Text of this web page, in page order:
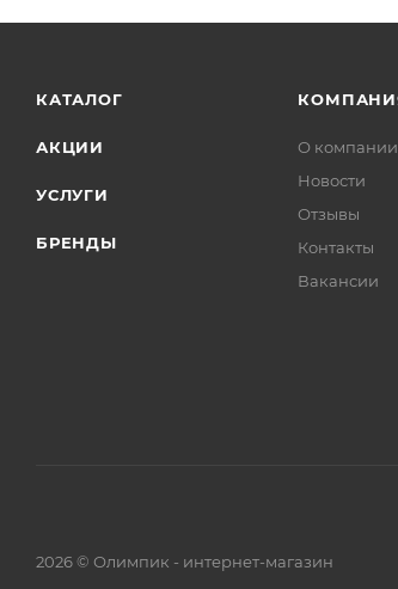
КАТАЛОГ
АКЦИИ
УСЛУГИ
БРЕНДЫ
О компании
Новости
Отзывы
Контакты
Вакансии
2026 © Олимпик - интернет-магазин